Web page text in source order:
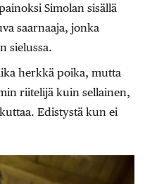
Simolan sisällä
saarnaaja, jonka
sielussa.
herkkä poika, mutta
riitelijä kuin sellainen,
Edistystä kun ei